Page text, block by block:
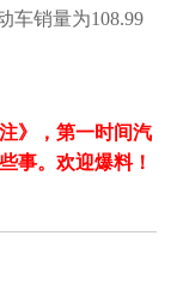
车销量为108.99
》，第一时间汽
事。欢迎爆料！